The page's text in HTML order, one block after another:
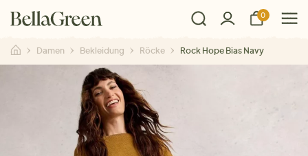
0
Damen Bekleidung Röcke Rock Hope Bias Navy